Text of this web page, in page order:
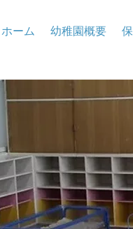
ホーム 幼稚園概要